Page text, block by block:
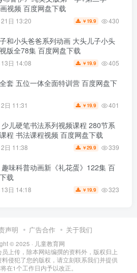
视频 百度网盘下载
日 13:20 ￥ 19.9 430
和小头爸爸系列动画 大头儿子小头
版全78集 百度网盘下载
日 14:08 ￥ 19.9 405
套 五位一体全面特训营 百度网盘下
日 11:31 ￥ 19.9 401
儿硬笔书法系列视频课程 280节系
程 书法课程视频 百度网盘下载
日 11:38 ￥29.9 339
味科普动画新《礼花蛋》122集 百
载
日 14:18 ￥ 19.9 323
声明 广告合作 关于我们
© 2025 · 儿童教育网
上传，除本网站编撰的资料外，版权归上
侵犯了您的版权，请立刻联系我们并提供
在1个工作日内予以改正。